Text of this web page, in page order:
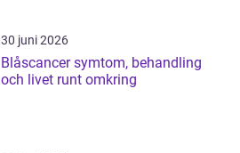
30 juni 2026
Blåscancer symtom, behandling
och livet runt omkring